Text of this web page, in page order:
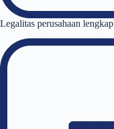
Legalitas perusahaan lengkap